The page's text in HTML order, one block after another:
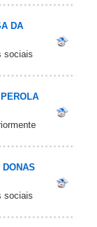
DA
sociais
sociais